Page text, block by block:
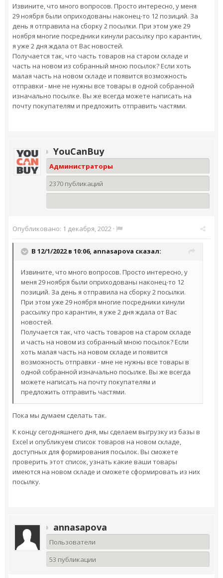
Извините, что много вопросов. Просто интересно, у меня
29 ноября были оприходованы наконец-то 12 позиций. За
день я отправила на сборку 2 посылки. При этом уже 29
ноября многие посредники кинули рассылку про карантин,
я уже 2 дня ждала от Вас новостей.
Получается так, что часть товаров на старом складе и
часть на новом из собранный мною посылок? Если хоть
малая часть на новом складе и появится возможность
отправки - мне не нужны все товары в одной собранной
изначально посылке. Вы же всегда можете написать на
почту покупателям и предложить отправить частями.
YouCanBuy
Администраторы
2370 публикаций
Опубликовано: 1 декабря, 2022 ·
В 12/1/2022 в 10:06, annasapova сказал:
Извините, что много вопросов. Просто интересно, у
меня 29 ноября были оприходованы наконец-то 12
позиций. За день я отправила на сборку 2 посылки.
При этом уже 29 ноября многие посредники кинули
рассылку про карантин, я уже 2 дня ждала от Вас
новостей.
Получается так, что часть товаров на старом складе
и часть на новом из собранный мною посылок? Если
хоть малая часть на новом складе и появится
возможность отправки - мне не нужны все товары в
одной собранной изначально посылке. Вы же всегда
можете написать на почту покупателям и
предложить отправить частями.
Пока мы думаем сделать так.
К концу сегодняшнего дня, мы сделаем выгрузку из базы в
Excel и опубликуем список товаров на новом складе,
доступных для формирования посылок. Вы сможете
проверить этот список, узнать какие ваши товары
имеются на новом складе и сможете сформировать из них
посылку.
annasapova
Пользователи
53 публикации